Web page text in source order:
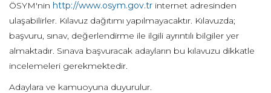
ÖSYM'nin http://www.osym.gov.tr internet adresinden
ulaşabilirler. Kılavuz dağıtımı yapılmayacaktır. Kılavuzda;
başvuru, sınav, değerlendirme ile ilgili ayrıntılı bilgiler yer
almaktadır. Sınava başvuracak adayların bu kılavuzu dikkatle
incelemeleri gerekmektedir.
Adaylara ve kamuoyuna duyurulur.